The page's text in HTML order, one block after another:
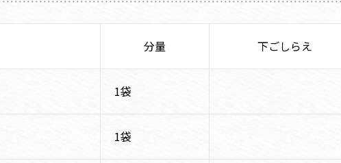
分量 下ごしらえ
1袋
1袋